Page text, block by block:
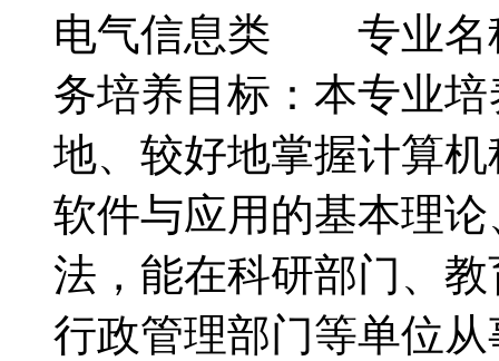
电气信息类 专业名
务培养目标：本专业
地、较好地掌握计算
软件与应用的基本理
法，能在科研部门、
行政管理部门等单位